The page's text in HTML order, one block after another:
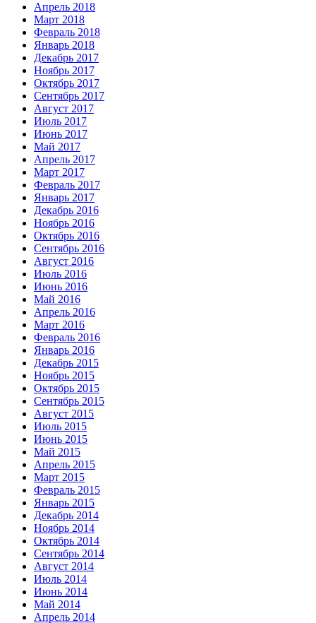
Апрель 2018
Март 2018
Февраль 2018
Январь 2018
Декабрь 2017
Ноябрь 2017
Октябрь 2017
Сентябрь 2017
Август 2017
Июль 2017
Июнь 2017
Май 2017
Апрель 2017
Март 2017
Февраль 2017
Январь 2017
Декабрь 2016
Ноябрь 2016
Октябрь 2016
Сентябрь 2016
Август 2016
Июль 2016
Июнь 2016
Май 2016
Апрель 2016
Март 2016
Февраль 2016
Январь 2016
Декабрь 2015
Ноябрь 2015
Октябрь 2015
Сентябрь 2015
Август 2015
Июль 2015
Июнь 2015
Май 2015
Апрель 2015
Март 2015
Февраль 2015
Январь 2015
Декабрь 2014
Ноябрь 2014
Октябрь 2014
Сентябрь 2014
Август 2014
Июль 2014
Июнь 2014
Май 2014
Апрель 2014